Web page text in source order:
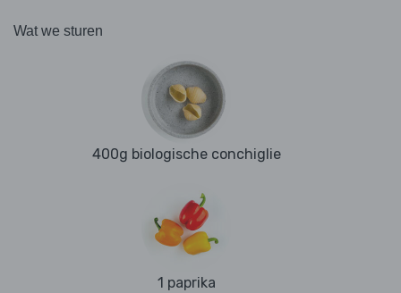
Wat we sturen
400g biologische conchiglie
1 paprika